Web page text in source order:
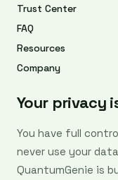
Trust Center
FAQ
Resources
Company
Your privacy
You have full
never use your
QuantumGenie is